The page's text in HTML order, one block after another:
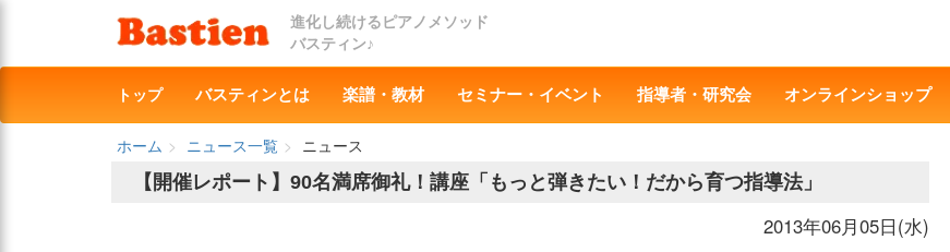
進化し続けるピアノメソッド
バスティン♪
トップ バスティンとは 楽譜・教材 セミナー・イベント 指導者・研究会 オンラインショップ
ホーム ニュース一覧
ニュース
【開催レポート】90名満席御礼！講座「もっと弾きたい！だから育つ指導法」
2013年06月05日(水)